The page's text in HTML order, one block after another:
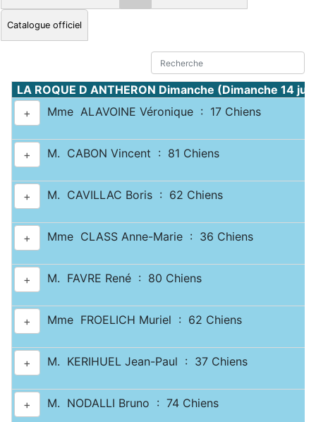
Catalogue officiel
LA ROQUE D ANTHERON Dimanche (Dimanche 14
+
Mme ALAVOINE Véronique : 17 Chiens
+ M. CABON Vincent : 81 Chiens
+ M. CAVILLAC Boris : 62 Chiens
+ Mme CLASS Anne-Marie : 36 Chiens
+ M. FAVRE René : 80 Chiens
+ Mme FROELICH Muriel : 62 Chiens
+ M. KERIHUEL Jean-Paul : 37 Chiens
+ M. NODALLI Bruno : 74 Chiens